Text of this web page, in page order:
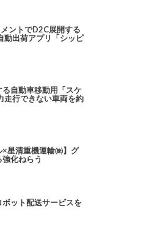
ントでD2C展開する
動出荷アプリ「シッピ
自動車移動用「スケ
走行できない車両を約
×星清重機運輸㈱】グ
化ねらう
ット配送サービスを